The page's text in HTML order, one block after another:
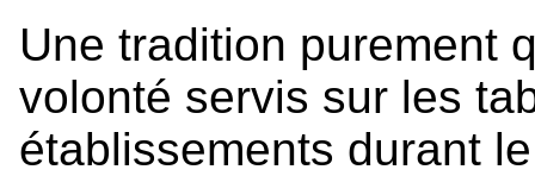
Une tradition purement
volonté servis sur les
établissements durant